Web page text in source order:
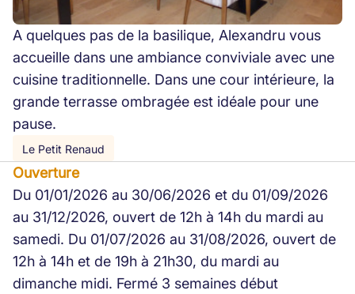
A quelques pas de la basilique, Alexandru vous
accueille dans une ambiance conviviale avec une
cuisine traditionnelle. Dans une cour intérieure, la
grande terrasse ombragée est idéale pour une
pause.
Le Petit Renaud
Ouverture
Du 01/01/2026 au 30/06/2026 et du 01/09/2026
au 31/12/2026, ouvert de 12h à 14h du mardi au
samedi. Du 01/07/2026 au 31/08/2026, ouvert de
12h à 14h et de 19h à 21h30, du mardi au
dimanche midi. Fermé 3 semaines début